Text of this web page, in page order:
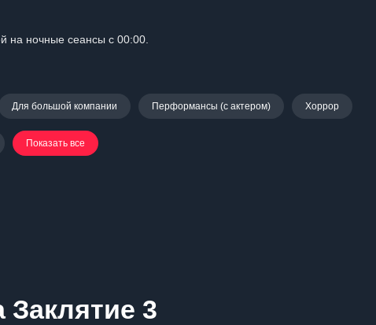
на ночные сеансы с 00:00.
Для большой компании Перформансы (с актером) Хоррор
Показать все
Заклятие 3